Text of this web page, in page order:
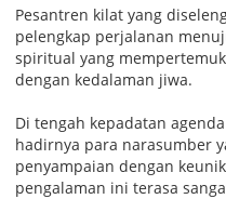
Pesantren kilat yang
pelengkap perjalanan
spiritual yang
dengan kedalaman jiwa.
Di tengah kepadatan
hadirnya para narasumber
penyampaian dengan
pengalaman ini terasa